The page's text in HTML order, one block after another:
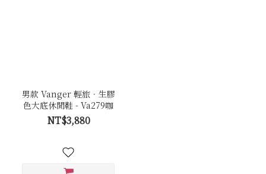
男款 Vanger 輕旅．生膠
色大底休閒鞋 - Va279咖
NT$3,880